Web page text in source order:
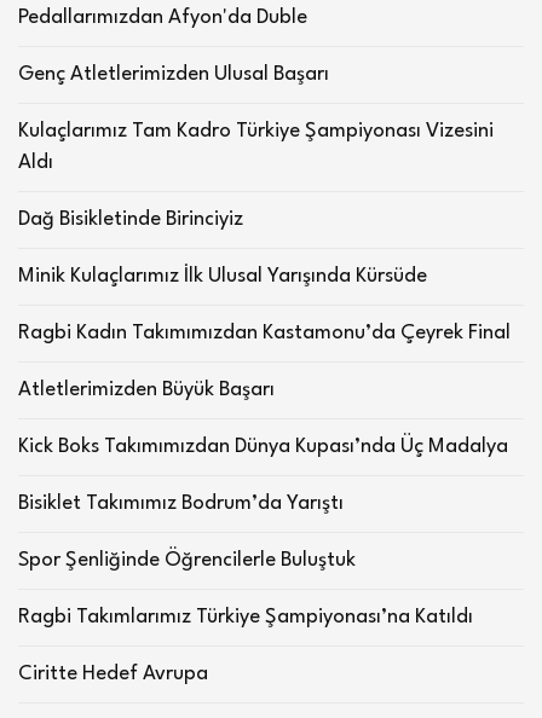
Pedallarımızdan Afyon'da Duble
Genç Atletlerimizden Ulusal Başarı
Kulaçlarımız Tam Kadro Türkiye Şampiyonası Vizesini
Aldı
Dağ Bisikletinde Birinciyiz
Minik Kulaçlarımız İlk Ulusal Yarışında Kürsüde
Ragbi Kadın Takımımızdan Kastamonu’da Çeyrek Final
Atletlerimizden Büyük Başarı
Kick Boks Takımımızdan Dünya Kupası’nda Üç Madalya
Bisiklet Takımımız Bodrum’da Yarıştı
Spor Şenliğinde Öğrencilerle Buluştuk
Ragbi Takımlarımız Türkiye Şampiyonası’na Katıldı
Ciritte Hedef Avrupa